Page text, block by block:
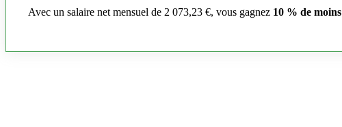
Avec un salaire net mensuel de 2 073,23 €, vous gagnez 10 % de moins